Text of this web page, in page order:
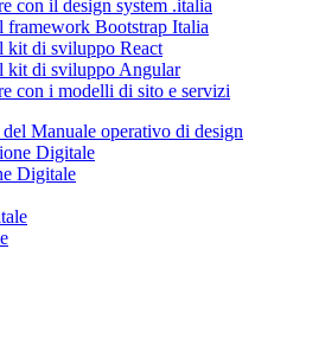
con il design system .italia
framework Bootstrap Italia
kit di sviluppo React
kit di sviluppo Angular
con i modelli di sito e servizi
Manuale operativo di design
Digitale